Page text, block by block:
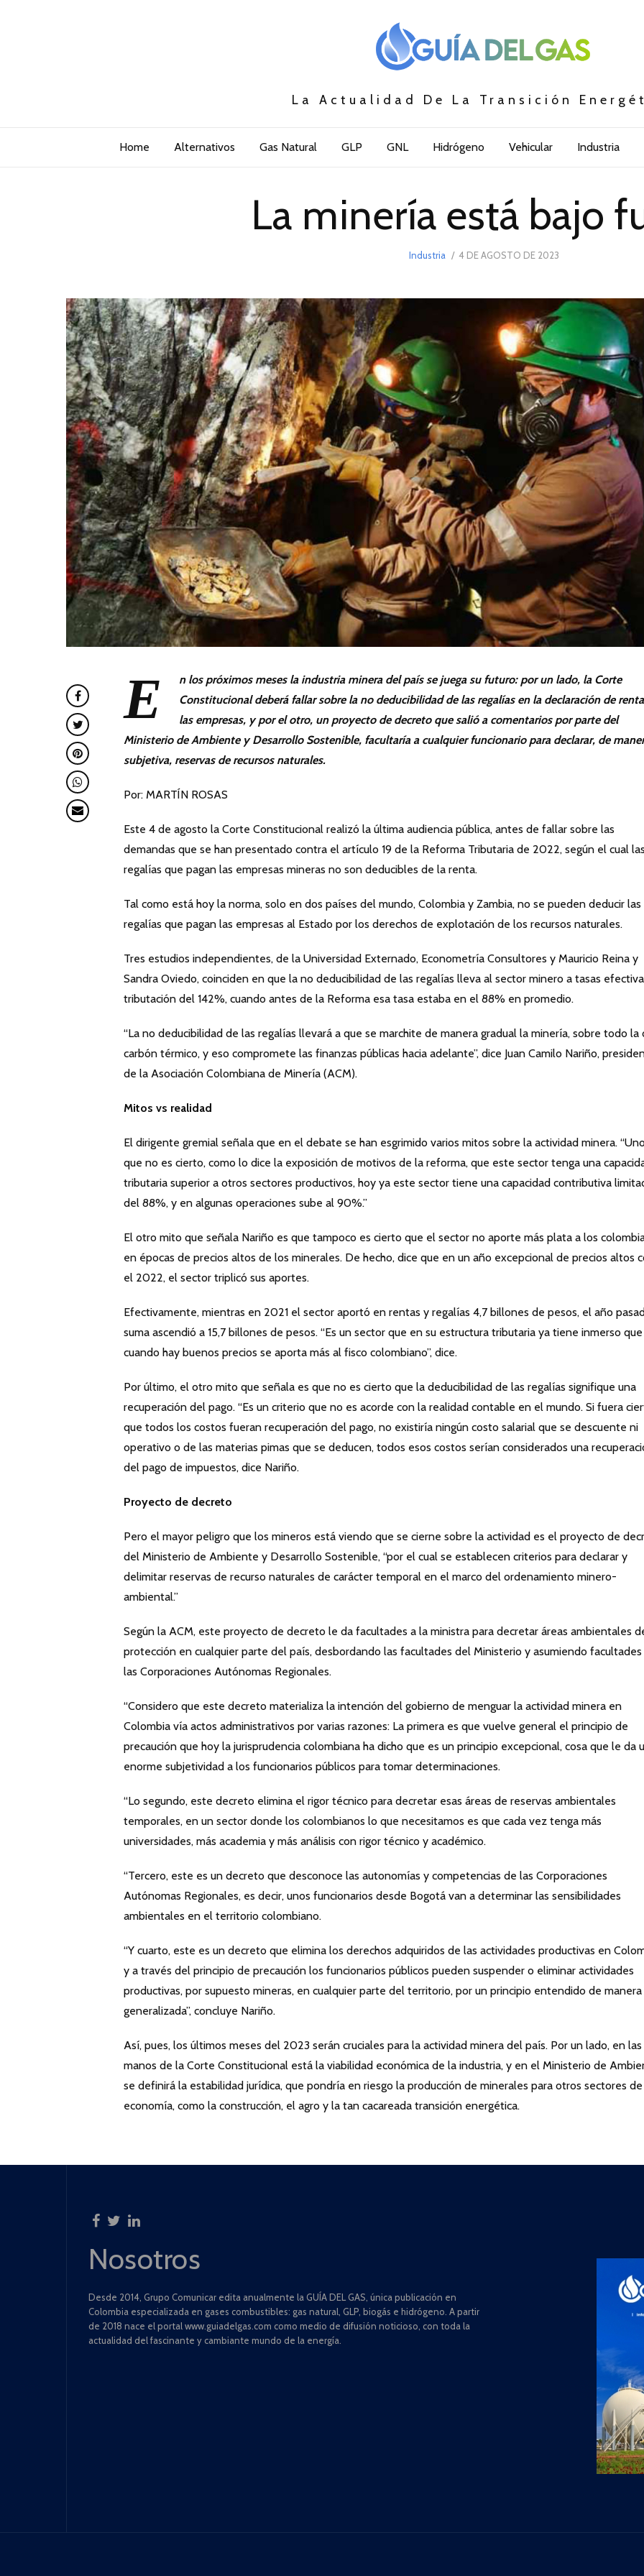
La Actualidad De La Transición
Home Alternativos Gas Natural GLP GNL Hidrógeno Vehicular Industria
La minería está bajo
Industria
POSTED
4 DE AGOSTO DE 2023
E
n los próximos meses la industria minera del país se juega su futuro: por un lado, la Corte
Constitucional deberá fallar sobre la no deducibilidad de las regalías en la declaración de
las empresas, y por el otro, un proyecto de decreto que salió a comentarios por parte del
Ministerio de Ambiente y Desarrollo Sostenible, facultaría a cualquier funcionario para declarar, de
subjetiva, reservas de recursos naturales.
Por: MARTÍN ROSAS
Este 4 de agosto la Corte Constitucional realizó la última audiencia pública, antes de fallar sobre las
demandas que se han presentado contra el artículo 19 de la Reforma Tributaria de 2022, según el cual las
regalías que pagan las empresas mineras no son deducibles de la renta.
Tal como está hoy la norma, solo en dos países del mundo, Colombia y Zambia, no se pueden deducir las
regalías que pagan las empresas al Estado por los derechos de explotación de los recursos naturales.
Tres estudios independientes, de la Universidad Externado, Econometría Consultores y Mauricio Reina y
Sandra Oviedo, coinciden en que la no deducibilidad de las regalías lleva al sector minero a tasas
tributación del 142%, cuando antes de la Reforma esa tasa estaba en el 88% en promedio.
“La no deducibilidad de las regalías llevará a que se marchite de manera gradual la minería, sobre todo la
carbón térmico, y eso compromete las finanzas públicas hacia adelante”, dice Juan Camilo Nariño,
de la Asociación Colombiana de Minería (ACM).
Mitos vs realidad
El dirigente gremial señala que en el debate se han esgrimido varios mitos sobre la actividad minera.
que no es cierto, como lo dice la exposición de motivos de la reforma, que este sector tenga una
tributaria superior a otros sectores productivos, hoy ya este sector tiene una capacidad contributiva
del 88%, y en algunas operaciones sube al 90%.”
El otro mito que señala Nariño es que tampoco es cierto que el sector no aporte más plata a los
en épocas de precios altos de los minerales. De hecho, dice que en un año excepcional de precios altos
el 2022, el sector triplicó sus aportes.
Efectivamente, mientras en 2021 el sector aportó en rentas y regalías 4,7 billones de pesos, el año
suma ascendió a 15,7 billones de pesos. “Es un sector que en su estructura tributaria ya tiene inmerso que
cuando hay buenos precios se aporta más al fisco colombiano”, dice.
Por último, el otro mito que señala es que no es cierto que la deducibilidad de las regalías signifique una
recuperación del pago. “Es un criterio que no es acorde con la realidad contable en el mundo. Si fuera
que todos los costos fueran recuperación del pago, no existiría ningún costo salarial que se descuente ni
operativo o de las materias pimas que se deducen, todos esos costos serían considerados una
del pago de impuestos, dice Nariño.
Proyecto de decreto
Pero el mayor peligro que los mineros está viendo que se cierne sobre la actividad es el proyecto de
del Ministerio de Ambiente y Desarrollo Sostenible, “por el cual se establecen criterios para declarar y
delimitar reservas de recurso naturales de carácter temporal en el marco del ordenamiento minero-
ambiental.”
Según la ACM, este proyecto de decreto le da facultades a la ministra para decretar áreas ambientales
protección en cualquier parte del país, desbordando las facultades del Ministerio y asumiendo facultades
las Corporaciones Autónomas Regionales.
“Considero que este decreto materializa la intención del gobierno de menguar la actividad minera en
Colombia vía actos administrativos por varias razones: La primera es que vuelve general el principio de
precaución que hoy la jurisprudencia colombiana ha dicho que es un principio excepcional, cosa que le da
enorme subjetividad a los funcionarios públicos para tomar determinaciones.
“Lo segundo, este decreto elimina el rigor técnico para decretar esas áreas de reservas ambientales
temporales, en un sector donde los colombianos lo que necesitamos es que cada vez tenga más
universidades, más academia y más análisis con rigor técnico y académico.
“Tercero, este es un decreto que desconoce las autonomías y competencias de las Corporaciones
Autónomas Regionales, es decir, unos funcionarios desde Bogotá van a determinar las sensibilidades
ambientales en el territorio colombiano.
“Y cuarto, este es un decreto que elimina los derechos adquiridos de las actividades productivas en
y a través del principio de precaución los funcionarios públicos pueden suspender o eliminar actividades
productivas, por supuesto mineras, en cualquier parte del territorio, por un principio entendido de manera
generalizada”, concluye Nariño.
Así, pues, los últimos meses del 2023 serán cruciales para la actividad minera del país. Por un lado, en las
manos de la Corte Constitucional está la viabilidad económica de la industria, y en el Ministerio de
se definirá la estabilidad jurídica, que pondría en riesgo la producción de minerales para otros sectores
economía, como la construcción, el agro y la tan cacareada transición energética.
Nosotros
Desde 2014, Grupo Comunicar edita anualmente la GUÍA DEL GAS, única publicación en
Colombia especializada en gases combustibles: gas natural, GLP, biogás e hidrógeno. A partir
de 2018 nace el portal www.guiadelgas.com como medio de difusión noticioso, con toda la
actualidad del fascinante y cambiante mundo de la energía.